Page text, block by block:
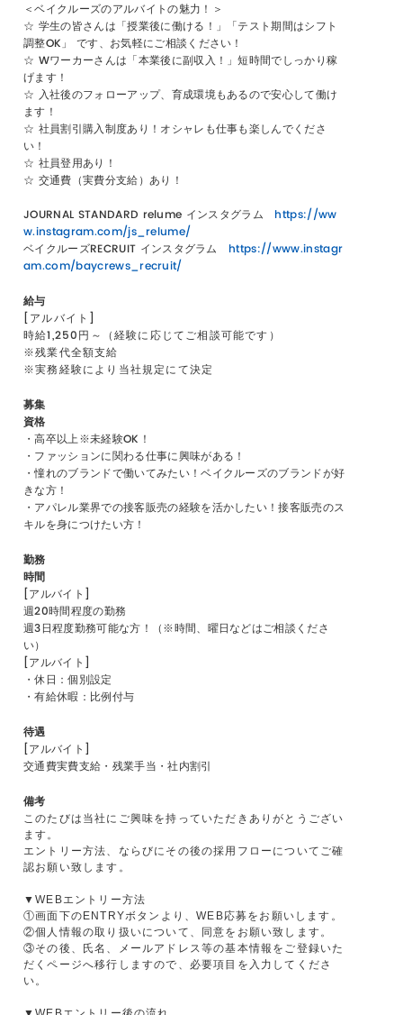
＜ベイクルーズのアルバイトの魅力！＞
☆ 学生の皆さんは「授業後に働ける！」「テスト期間はシフト
調整OK」 です、お気軽にご相談ください！
☆ Wワーカーさんは「本業後に副収入！」短時間でしっかり稼
げます！
☆ 入社後のフォローアップ、育成環境もあるので安心して働け
ます！
☆ 社員割引購入制度あり！オシャレも仕事も楽しんでくださ
い！
☆ 社員登用あり！
☆ 交通費（実費分支給）あり！
JOURNAL STANDARD relume インスタグラムhttps://ww
w.instagram.com/js_relume/
ベイクルーズRECRUIT インスタグラムhttps://www.instagr
am.com/baycrews_recruit/
給与
[アルバイト]
時給1,250円～（経験に応じてご相談可能です）
※残業代全額支給
※実務経験により当社規定にて決定
募集
資格
・高卒以上※未経験OK！
・ファッションに関わる仕事に興味がある！
・憧れのブランドで働いてみたい！ベイクルーズのブランドが好
きな方！
・アパレル業界での接客販売の経験を活かしたい！接客販売のス
キルを身につけたい方！
勤務
時間
[アルバイト]
週20時間程度の勤務
週3日程度勤務可能な方！（※時間、曜日などはご相談くださ
い）
[アルバイト]
・休日：個別設定
・有給休暇：比例付与
待遇
[アルバイト]
交通費実費支給・残業手当・社内割引
備考
このたびは当社にご興味を持っていただきありがとうござい
ます。
エントリー方法、ならびにその後の採用フローについてご確
認お願い致します。
▼WEBエントリー方法
①画面下のENTRYボタンより、WEB応募をお願いします。
②個人情報の取り扱いについて、同意をお願い致します。
③その後、氏名、メールアドレス等の基本情報をご登録いた
だくページへ移行しますので、必要項目を入力してくださ
い。